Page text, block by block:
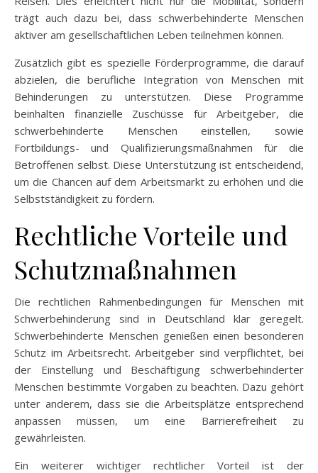
trägt auch dazu bei, dass schwerbehinderte Menschen
aktiver am gesellschaftlichen Leben teilnehmen können.
Zusätzlich gibt es spezielle Förderprogramme, die darauf
abzielen, die berufliche Integration von Menschen mit
Behinderungen zu unterstützen. Diese Programme
beinhalten finanzielle Zuschüsse für Arbeitgeber, die
schwerbehinderte Menschen einstellen, sowie
Fortbildungs- und Qualifizierungsmaßnahmen für die
Betroffenen selbst. Diese Unterstützung ist entscheidend,
um die Chancen auf dem Arbeitsmarkt zu erhöhen und die
Selbstständigkeit zu fördern.
Rechtliche Vorteile und
Schutzmaßnahmen
Die rechtlichen Rahmenbedingungen für Menschen mit
Schwerbehinderung sind in Deutschland klar geregelt.
Schwerbehinderte Menschen genießen einen besonderen
Schutz im Arbeitsrecht. Arbeitgeber sind verpflichtet, bei
der Einstellung und Beschäftigung schwerbehinderter
Menschen bestimmte Vorgaben zu beachten. Dazu gehört
unter anderem, dass sie die Arbeitsplätze entsprechend
anpassen müssen, um eine Barrierefreiheit zu
gewährleisten.
Ein weiterer wichtiger rechtlicher Vorteil ist der